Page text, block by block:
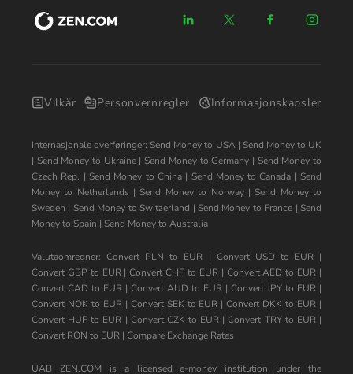
Vilkår Personvernregler Informasjonskapsler
Internasjonale overføringer: Send Money to USA| Send Money to UK
| Send Money to Ukraine| Send Money to Germany | Send Money to
Czech Rep. | Send Money to China| Send Money to Canada | Send
Money to Netherlands | Send Money to Norway| Send Money to
Sweden | Send Money to Switzerland | Send Money to France | Send
Money to Spain | Send Money to Australia
Valutaomregner:Convert PLN to EUR | Convert USD to EUR|
Convert GBP to EUR|Convert CHF to EUR| Convert AED to EUR |
Convert CAD to EUR | Convert AUD to EUR | Convert JPY to EUR |
Convert NOK to EUR| Convert SEK to EUR |Convert DKK to EUR |
Convert HUF to EUR | Convert CZK to EUR |Convert TRY to EUR|
Convert RON to EUR | Compare Exchange Rates
UAB ZEN.COM is a licensed e-money institution under the